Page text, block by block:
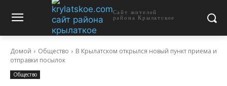
Сайт жителей
района Крылатское
Домой Общество
В Крылатском открылся новый пункт приема и
отправки посылок
Общество